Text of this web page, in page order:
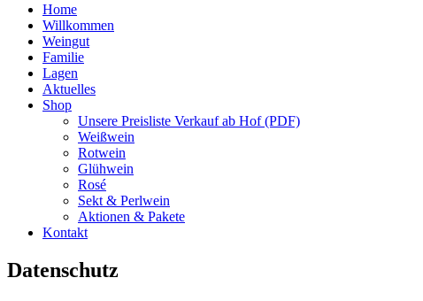
Home
Willkommen
Weingut
Familie
Lagen
Aktuelles
Shop
Unsere Preisliste Verkauf ab Hof (PDF)
Weißwein
Rotwein
Glühwein
Rosé
Sekt & Perlwein
Aktionen & Pakete
Kontakt
Datenschutz